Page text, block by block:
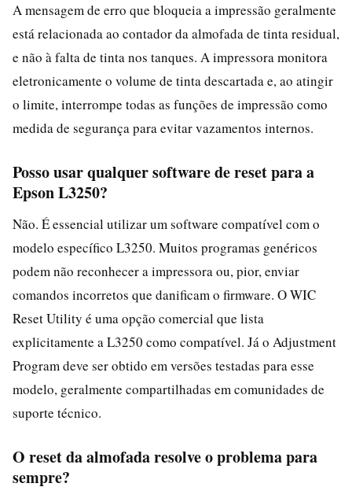
A mensagem de erro que bloqueia a impressão geralmente
está relacionada ao contador da almofada de tinta residual,
e não à falta de tinta nos tanques. A impressora monitora
eletronicamente o volume de tinta descartada e, ao atingir
o limite, interrompe todas as funções de impressão como
medida de segurança para evitar vazamentos internos.
Posso usar qualquer software de reset para a
Epson L3250?
Não. É essencial utilizar um software compatível com o
modelo específico L3250. Muitos programas genéricos
podem não reconhecer a impressora ou, pior, enviar
comandos incorretos que danificam o firmware. O WIC
Reset Utility é uma opção comercial que lista
explicitamente a L3250 como compatível. Já o Adjustment
Program deve ser obtido em versões testadas para esse
modelo, geralmente compartilhadas em comunidades de
suporte técnico.
O reset da almofada resolve o problema para
sempre?